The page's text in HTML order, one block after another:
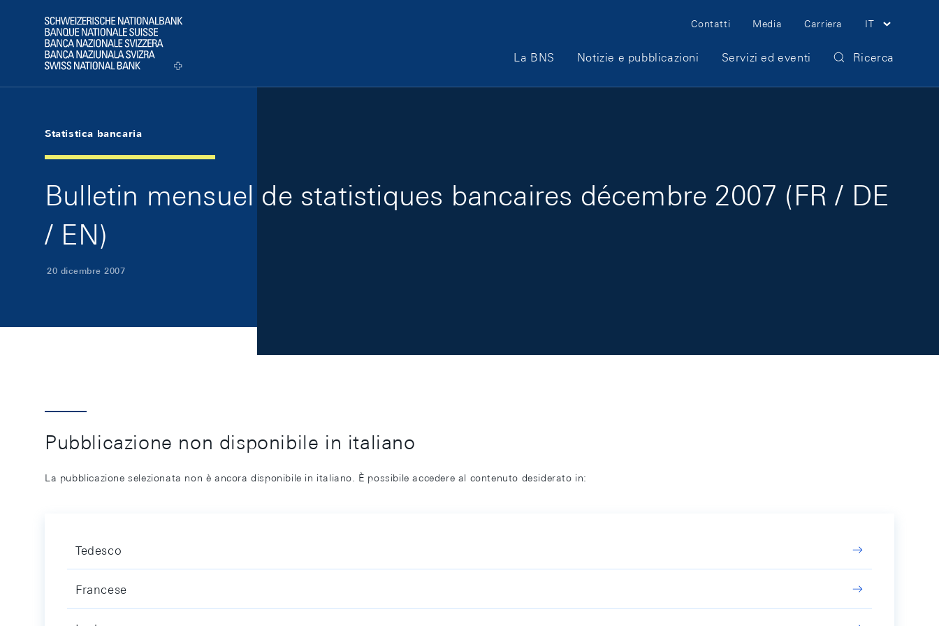
Logo
Meta Navigation
Contatti Media Carriera IT
Main Navigation
La BNS Notizie e pubblicazioni Servizi ed eventi Ricerca
Statistica bancaria
Bulletin mensuel de statistiques bancaires décembre 2007 (FR / DE
/ EN)
20 dicembre 2007
Pubblicazione non disponibile in italiano
La pubblicazione selezionata non è ancora disponibile in italiano. È possibile accedere al contenuto desiderato in:
Tedesco
Francese